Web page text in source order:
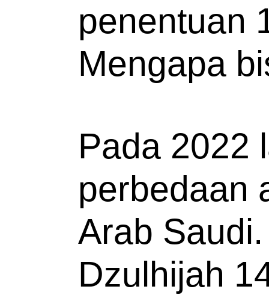
penentuan
Mengapa
Pada 2022
perbedaan
Arab
Dzulhijah